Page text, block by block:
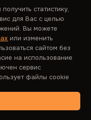
ключевые
внимания на
проблемные
статистику,
для Вас с целью
Вы можете
или изменить
сайтом без
на использование
сервис
файлы cookie